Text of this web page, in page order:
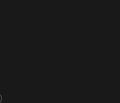
lo que afectó los
la guerrilla y los
si se garantizan las